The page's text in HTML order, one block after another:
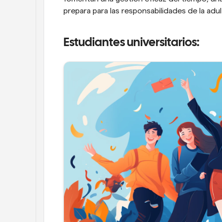
prepara para las responsabilidades de la
Estudiantes universitarios: